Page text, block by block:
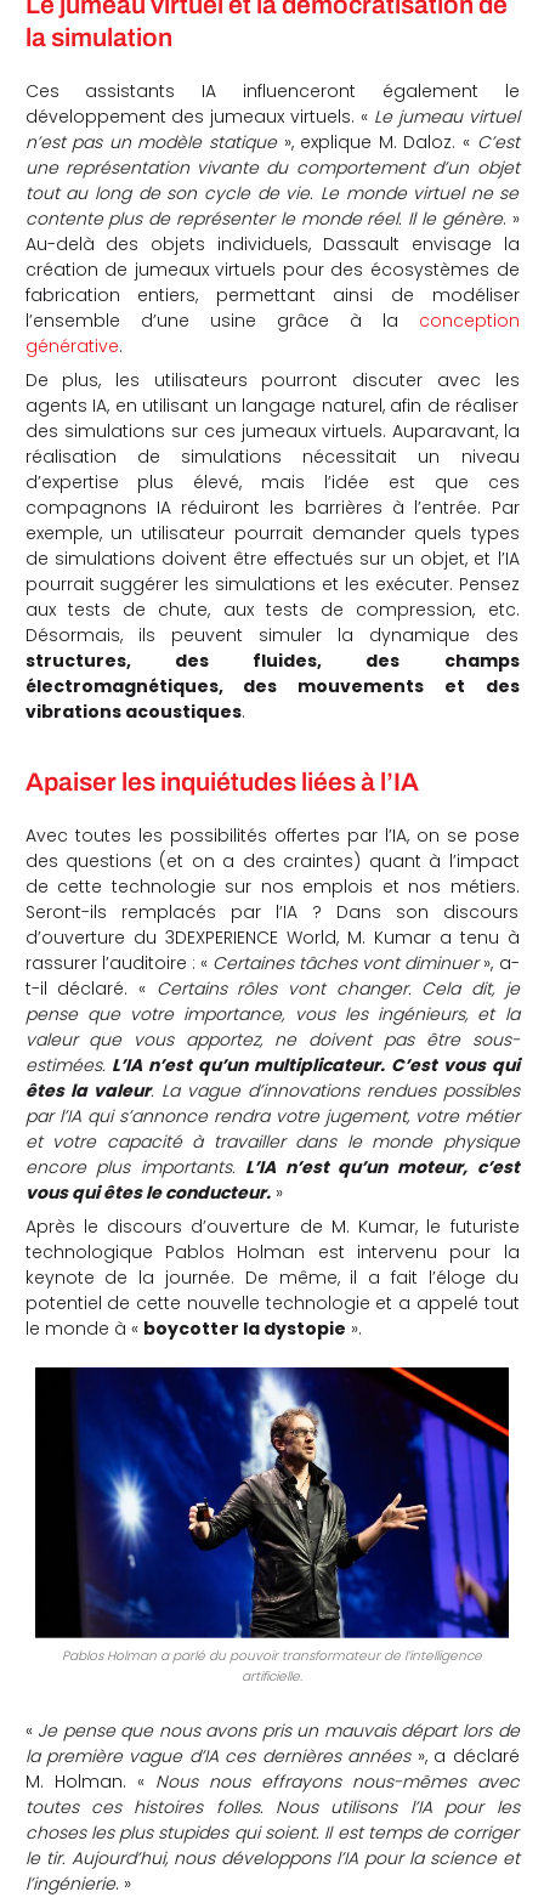
Le jumeau virtuel et la démocratisation de
la simulation
Ces assistants IA influenceront également le
développement des jumeaux virtuels. « Le jumeau virtuel
n’est pas un modèle statique», explique M. Daloz. « C’est
une représentation vivante du comportement d’un objet
tout au long de son cycle de vie. Le monde virtuel ne se
contente plus de représenter le monde réel. Il le génère. »
Au-delà des objets individuels, Dassault envisage la
création de jumeaux virtuels pour des écosystèmes de
fabrication entiers, permettant ainsi de modéliser
l’ensemble d’une usine grâce à la conception
générative.
De plus, les utilisateurs pourront discuter avec les
agents IA, en utilisant un langage naturel, afin de réaliser
des simulations sur ces jumeaux virtuels. Auparavant, la
réalisation de simulations nécessitait un niveau
d’expertise plus élevé, mais l’idée est que ces
compagnons IA réduiront les barrières à l’entrée. Par
exemple, un utilisateur pourrait demander quels types
de simulations doivent être effectués sur un objet, et l’IA
pourrait suggérer les simulations et les exécuter. Pensez
aux tests de chute, aux tests de compression, etc.
Désormais, ils peuvent simuler la dynamique des
structures, des fluides, des champs
électromagnétiques, des mouvements et des
vibrations acoustiques.
Apaiser les inquiétudes liées à l’IA
Avec toutes les possibilités offertes par l’IA, on se pose
des questions (et on a des craintes) quant à l’impact
de cette technologie sur nos emplois et nos métiers.
Seront-ils remplacés par l’IA ? Dans son discours
d’ouverture du 3DEXPERIENCE World, M. Kumar a tenu à
rassurer l’auditoire : « Certaines tâches vont diminuer», a-
t-il déclaré. « Certains rôles vont changer. Cela dit, je
pense que votre importance, vous les ingénieurs, et la
valeur que vous apportez, ne doivent pas être sous-
estimées. L’IA n’est qu’un multiplicateur. C’est vous qui
êtes la valeur. La vague d’innovations rendues possibles
par l’IA qui s’annonce rendra votre jugement, votre métier
et votre capacité à travailler dans le monde physique
encore plus importants. L’IA n’est qu’un moteur, c’est
vous qui êtes le conducteur.»
Après le discours d’ouverture de M. Kumar, le futuriste
technologique Pablos Holman est intervenu pour la
keynote de la journée. De même, il a fait l’éloge du
potentiel de cette nouvelle technologie et a appelé tout
le monde à « boycotter la dystopie ».
Pablos Holman a parlé du pouvoir transformateur de l’intelligence
artificielle.
« Je pense que nous avons pris un mauvais départ lors de
la première vague d’IA ces dernières années», a déclaré
M. Holman. «Nous nous effrayons nous-mêmes avec
toutes ces histoires folles. Nous utilisons l’IA pour les
choses les plus stupides qui soient. Il est temps de corriger
le tir. Aujourd’hui, nous développons l’IA pour la science et
l’ingénierie. »